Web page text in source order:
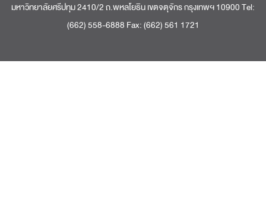
มหาวิทยาลัยศรีปทุม 2410/2 ถ.พหลโยธิน เขตจตุจักร กรุงเทพฯ 10900 Tel:
(662) 558-6888 Fax: (662) 561 1721